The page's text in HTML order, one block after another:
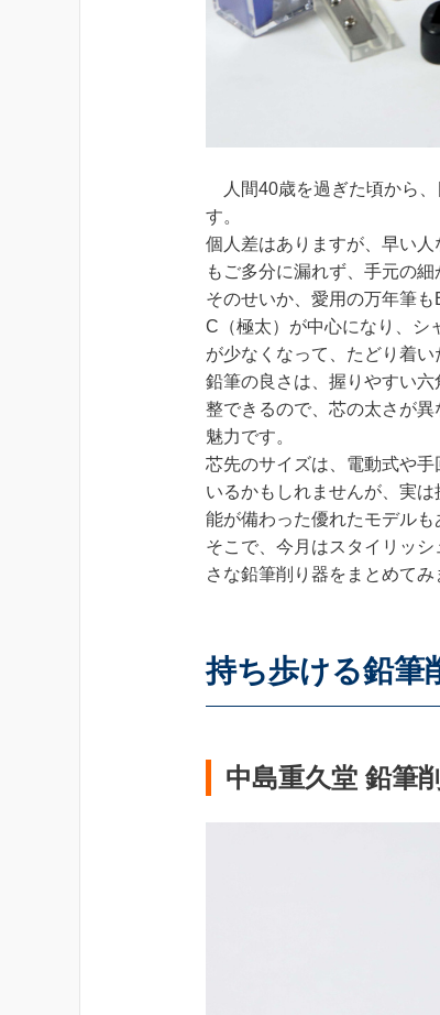
人間40歳を過ぎた頃から、
す。
個人差はありますが、早い
もご多分に漏れず、手元の
そのせいか、愛用の万年筆
C（極太）が中心になり、シ
が少なくなって、たどり着い
鉛筆の良さは、握りやすい
整できるので、芯の太さが
魅力です。
芯先のサイズは、電動式や
いるかもしれませんが、実
能が備わった優れたモデルも
そこで、今月はスタイリッ
さな鉛筆削り器をまとめてみ
持ち歩ける鉛筆
中島重久堂 鉛筆